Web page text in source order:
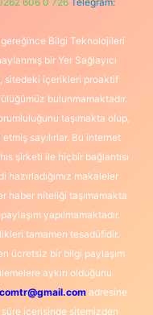
gereğince Bilgi Teknolojileri
bir Yer Sağlayıcı
sitedeki içerikleri proaktif
bulunmamaktadır.
taşımakta olup,
sayılırlar. Bu internet
şirketi ile hiçbir bağlantısı
makaleler
haber niteliği taşımamakta
yapılmamaktadır.
tamamen tesadüfidir.
ücretsiz bir bilgi paylaşım
aykırı olduğunu
adresine
içerisinde sitemizden